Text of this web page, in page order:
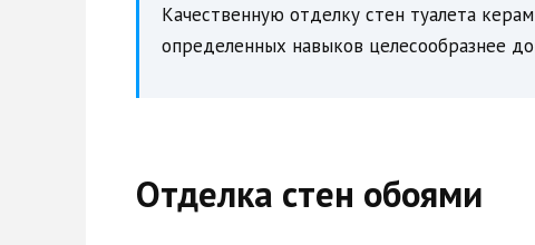
Качественную отделку стен туалета
определенных навыков целесообразнее
Отделка стен обоями